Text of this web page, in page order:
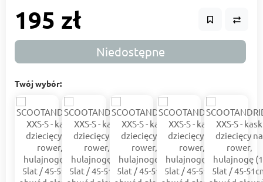
195 zł
Niedostępne
Twój wybór: